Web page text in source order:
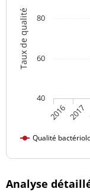
Taux de qualité
Qualité
2016 2017
40
60
80
Analyse